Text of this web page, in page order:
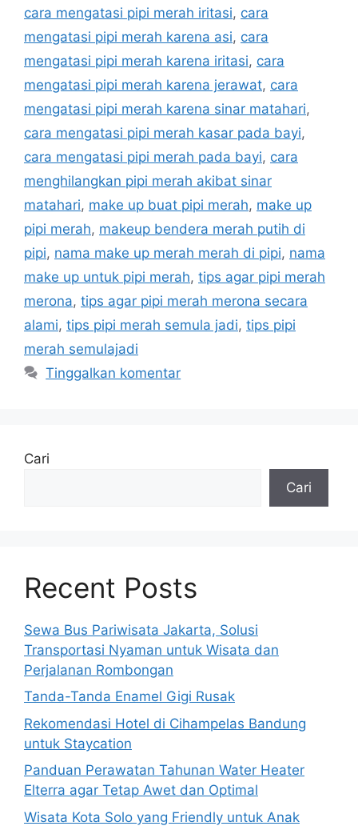
cara mengatasi pipi merah iritasi, cara
mengatasi pipi merah karena asi, cara
mengatasi pipi merah karena iritasi, cara
mengatasi pipi merah karena jerawat, cara
mengatasi pipi merah karena sinar matahari,
cara mengatasi pipi merah kasar pada bayi,
cara mengatasi pipi merah pada bayi, cara
menghilangkan pipi merah akibat sinar
matahari, make up buat pipi merah, make up
pipi merah, makeup bendera merah putih di
pipi, nama make up merah merah di pipi, nama
make up untuk pipi merah, tips agar pipi merah
merona, tips agar pipi merah merona secara
alami, tips pipi merah semula jadi, tips pipi
merah semulajadi
Tinggalkan komentar
Cari
Cari
Recent Posts
Sewa Bus Pariwisata Jakarta, Solusi
Transportasi Nyaman untuk Wisata dan
Perjalanan Rombongan
Tanda-Tanda Enamel Gigi Rusak
Rekomendasi Hotel di Cihampelas Bandung
untuk Staycation
Panduan Perawatan Tahunan Water Heater
Elterra agar Tetap Awet dan Optimal
Wisata Kota Solo yang Friendly untuk Anak